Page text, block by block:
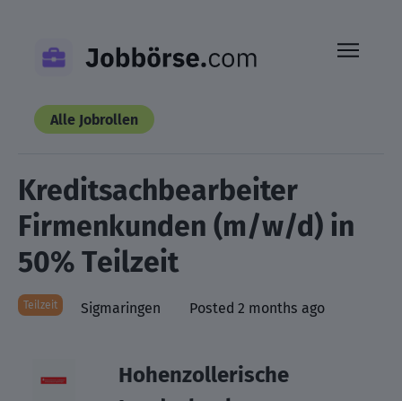
content
Alle Jobrollen
Kreditsachbearbeiter
Firmenkunden (m/w/d) in
50% Teilzeit
Teilzeit Sigmaringen Posted 2 months ago
Hohenzollerische